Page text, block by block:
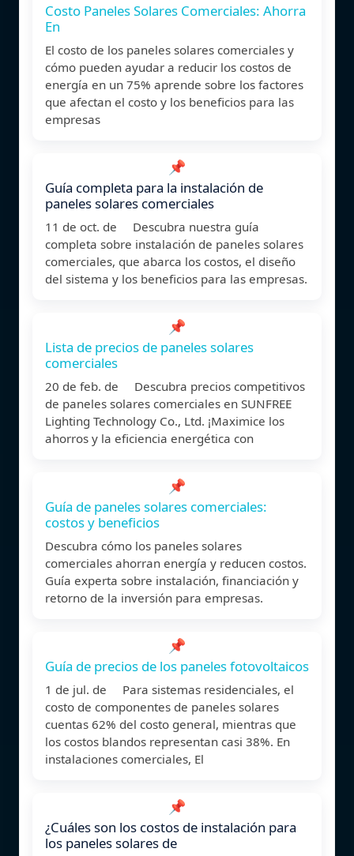
Costo Paneles Solares Comerciales: Ahorra
En
El costo de los paneles solares comerciales y
cómo pueden ayudar a reducir los costos de
energía en un 75% aprende sobre los factores
que afectan el costo y los beneficios para las
empresas
📌
Guía completa para la instalación de
paneles solares comerciales
11 de oct. de Descubra nuestra guía
completa sobre instalación de paneles solares
comerciales, que abarca los costos, el diseño
del sistema y los beneficios para las empresas.
📌
Lista de precios de paneles solares
comerciales
20 de feb. de Descubra precios competitivos
de paneles solares comerciales en SUNFREE
Lighting Technology Co., Ltd. ¡Maximice los
ahorros y la eficiencia energética con
📌
Guía de paneles solares comerciales:
costos y beneficios
Descubra cómo los paneles solares
comerciales ahorran energía y reducen costos.
Guía experta sobre instalación, financiación y
retorno de la inversión para empresas.
📌
Guía de precios de los paneles fotovoltaicos
1 de jul. de Para sistemas residenciales, el
costo de componentes de paneles solares
cuentas 62% del costo general, mientras que
los costos blandos representan casi 38%. En
instalaciones comerciales, El
📌
¿Cuáles son los costos de instalación para
los paneles solares de